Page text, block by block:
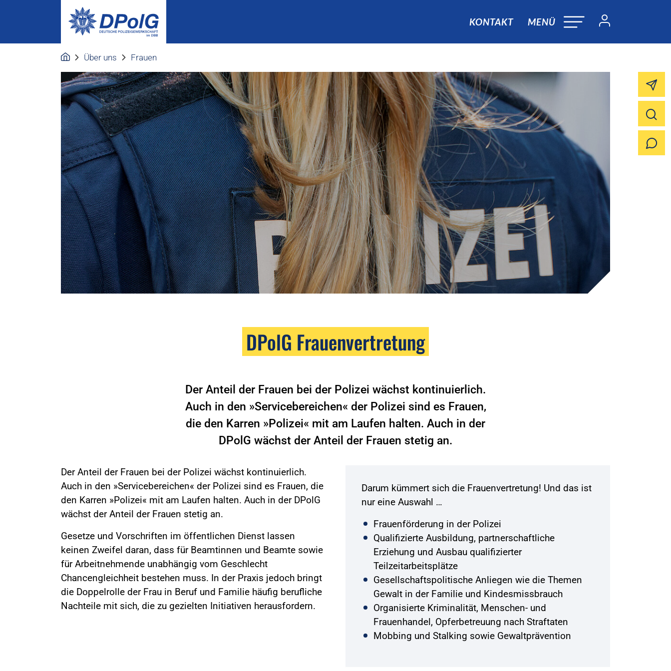
KONTAKT MENÜ
Über uns Frauen
DPolG Frauenvertretung
Der Anteil der Frauen bei der Polizei wächst kontinuierlich.
Auch in den »Servicebereichen« der Polizei sind es Frauen,
die den Karren »Polizei« mit am Laufen halten. Auch in der
DPolG wächst der Anteil der Frauen stetig an.
Der Anteil der Frauen bei der Polizei wächst kontinuierlich.
Auch in den »Servicebereichen« der Polizei sind es Frauen, die
den Karren »Polizei« mit am Laufen halten. Auch in der DPolG
wächst der Anteil der Frauen stetig an.
Gesetze und Vorschriften im öffentlichen Dienst lassen
keinen Zweifel daran, dass für Beamtinnen und Beamte sowie
für Arbeitnehmende unabhängig vom Geschlecht
Chancengleichheit bestehen muss. In der Praxis jedoch bringt
die Doppelrolle der Frau in Beruf und Familie häufig berufliche
Nachteile mit sich, die zu gezielten Initiativen herausfordern.
Darum kümmert sich die Frauenvertretung! Und das ist
nur eine Auswahl …
Frauenförderung in der Polizei
Qualifizierte Ausbildung, partnerschaftliche
Erziehung und Ausbau qualifizierter
Teilzeitarbeitsplätze
Gesellschaftspolitische Anliegen wie die Themen
Gewalt in der Familie und Kindesmissbrauch
Organisierte Kriminalität, Menschen- und
Frauenhandel, Opferbetreuung nach Straftaten
Mobbing und Stalking sowie Gewaltprävention